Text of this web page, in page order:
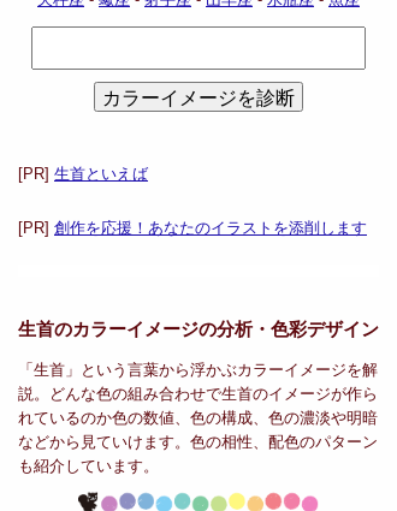
[PR] 生首といえば
[PR] 創作を応援！あなたのイラストを添削します
生首のカラーイメージの分析・ 色彩デザイン
「生首」という言葉から浮かぶカラーイメージを解
説。どんな色の組み合わせで生首のイメージが作ら
れているのか色の数値、色の構成、色の濃淡や明暗
などから見ていけます。色の相性、配色のパターン
も紹介しています。